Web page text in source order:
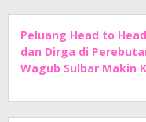
Peluang Head to
dan Dirga di
Wagub Sulbar Makin